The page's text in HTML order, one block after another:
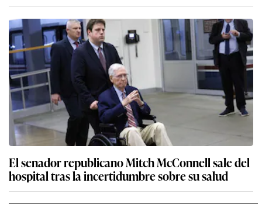
El senador republicano Mitch McConnell sale del
hospital tras la incertidumbre sobre su salud